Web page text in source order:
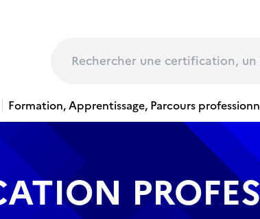
Formation, Apprentissage, Parcours